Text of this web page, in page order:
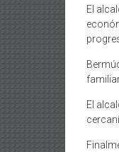
El
El